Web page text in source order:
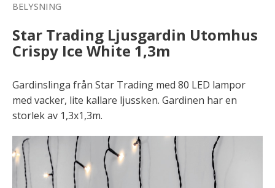
BELYSNING
Star Trading Ljusgardin Utomhus
Crispy Ice White 1,3m
Gardinslinga från Star Trading med 80 LED lampor
med vacker, lite kallare ljussken. Gardinen har en
storlek av 1,3x1,3m.